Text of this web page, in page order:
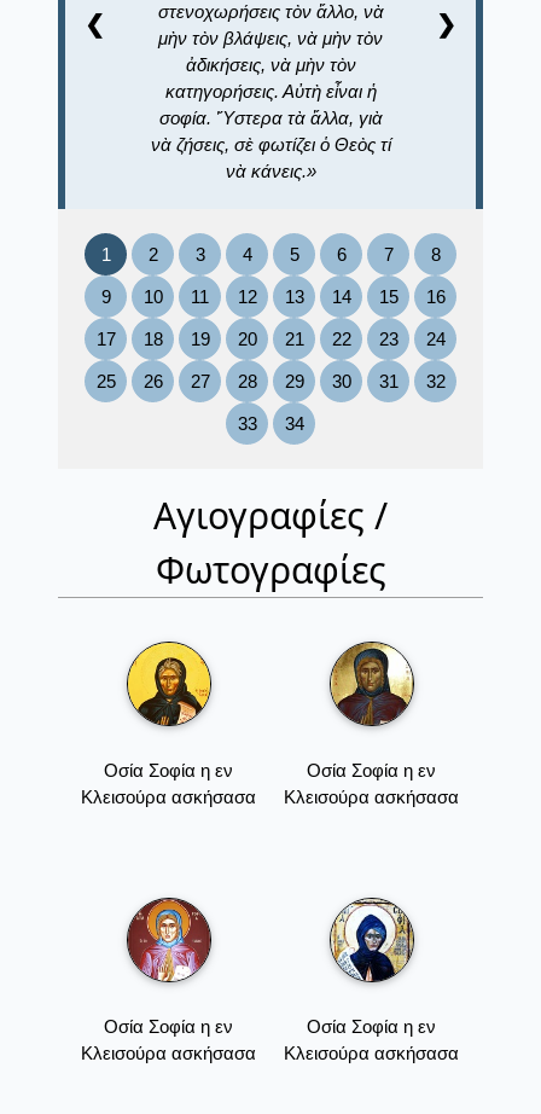
στενοχωρήσεις τὸν ἄλλο, νὰ
μὴν τὸν βλάψεις, νὰ μὴν τὸν
ἀδικήσεις, νὰ μὴν τὸν
κατηγορήσεις. Αὐτὴ εἶναι ἡ
σοφία. Ὕστερα τὰ ἄλλα, γιὰ
νὰ ζήσεις, σὲ φωτίζει ὁ Θεὸς τί
νὰ κάνεις.
❮ ❯
1 2 3 4 5 6 7 8
9 10 11 12 13 14 15 16
17 18 19 20 21 22 23 24
25 26 27 28 29 30 31 32
33 34
Αγιογραφίες /
Φωτογραφίες
Οσία Σοφία η εν
Κλεισούρα ασκήσασα
Οσία Σοφία η εν
Κλεισούρα ασκήσασα
Οσία Σοφία η εν
Κλεισούρα ασκήσασα
Οσία Σοφία η εν
Κλεισούρα ασκήσασα